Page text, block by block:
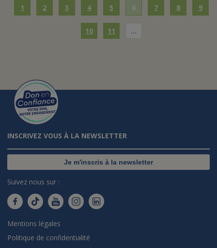
1 2 3 4 5 6 7 8 9
10 11 …
INSCRIVEZ VOUS À LA NEWSLETTER
Je m'inscris à la newsletter
Suivez nous sur :
Mentions légales
Politique de confidentialité